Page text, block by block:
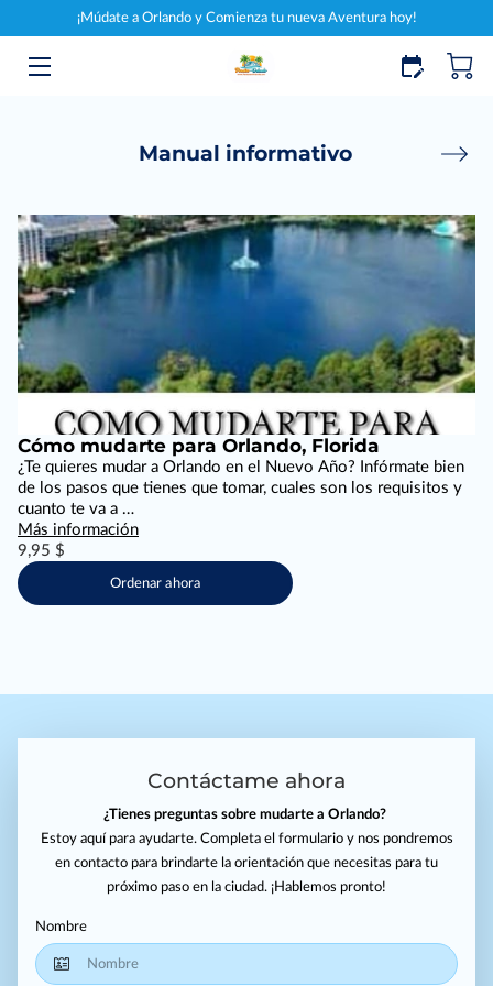
¡Múdate a Orlando y Comienza tu nueva Aventura hoy!
CONÓCEME
BLOG
CONTACTO
MERCANCÍA
ENTRENAMIENTO/COACHING
Manual informativo
Cómo mudarte para Orlando, Florida
¿Te quieres mudar a Orlando en el Nuevo Año? Infórmate bien
de los pasos que tienes que tomar, cuales son los requisitos y
cuanto te va a …
Más información
9,95 $
Ordenar ahora
Contáctame ahora
¿Tienes preguntas sobre mudarte a Orlando?
Estoy aquí para ayudarte. Completa el formulario y nos pondremos
en contacto para brindarte la orientación que necesitas para tu
próximo paso en la ciudad. ¡Hablemos pronto!
Nombre